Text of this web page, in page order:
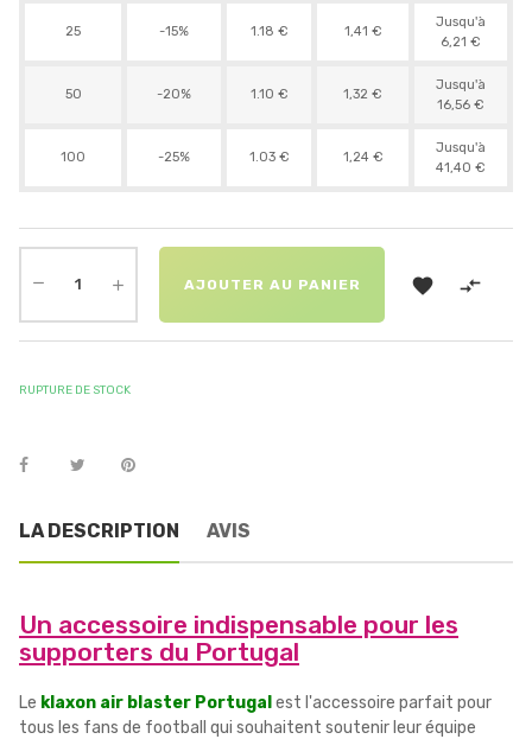
25 -15% 1.18 € 1,41 €
Jusqu'à
6,21 €
50 -20% 1.10 € 1,32 €
Jusqu'à
16,56 €
100 -25% 1.03 € 1,24 €
Jusqu'à
41,40 €
AJOUTER AU PANIER  
RUPTURE DE STOCK
LA DESCRIPTION AVIS
Un accessoire indispensable pour les
supporters du Portugal
Le klaxon air blaster Portugal est l'accessoire parfait pour
tous les fans de football qui souhaitent soutenir leur équipe